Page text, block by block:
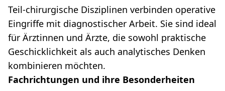
Teil-chirurgische Disziplinen verbinden operative
Eingriffe mit diagnostischer Arbeit. Sie sind ideal
für Ärztinnen und Ärzte, die sowohl praktische
Geschicklichkeit als auch analytisches Denken
kombinieren möchten.
Fachrichtungen und ihre Besonderheiten